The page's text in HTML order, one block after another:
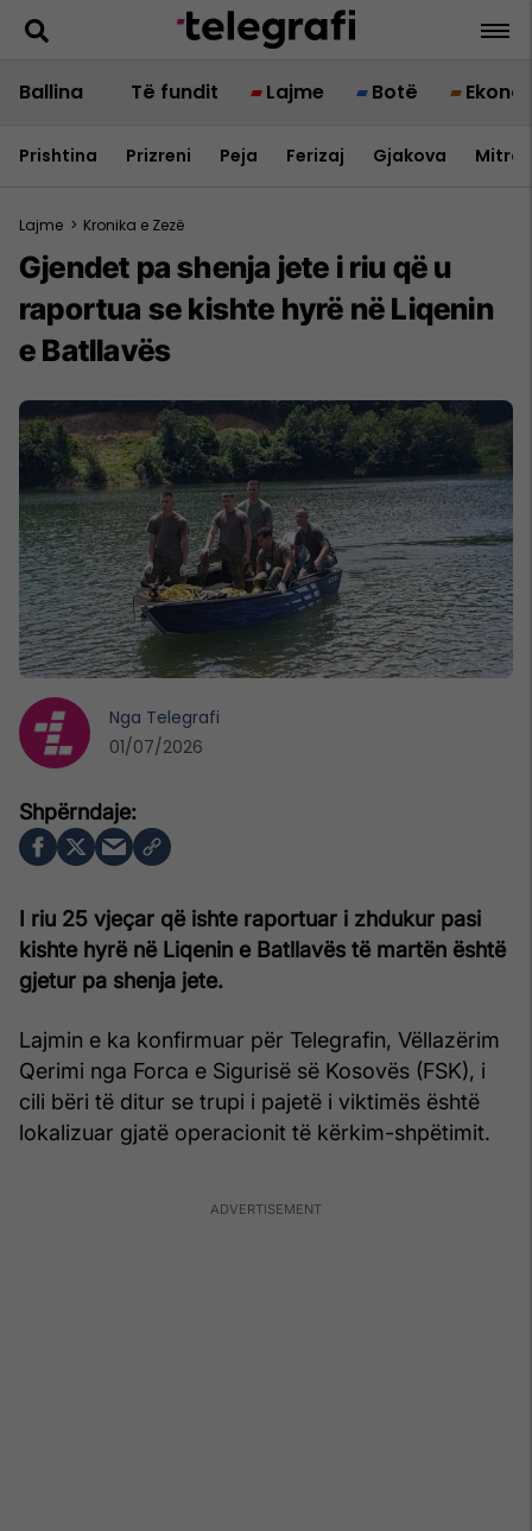
Ballina Të fundit Lajme Botë
Prishtina Prizreni Peja Ferizaj Gjakova
Lajme > Kronika e Zezë
Gjendet pa shenja jete i riu që u
raportua se kishte hyrë në Liqenin
e Batllavës
I riu 25 vjeçar që ishte raportuar i zhdukur pasi
kishte hyrë në Liqenin e Batllavës të martën është
gjetur pa shenja jete.
Lajmin e ka konfirmuar për Telegrafin, Vëllazërim
Qerimi nga Forca e Sigurisë së Kosovës (FSK), i
cili bëri të ditur se trupi i pajetë i viktimës është
lokalizuar gjatë operacionit të kërkim-shpëtimit.
Nga Telegrafi
01/07/2026